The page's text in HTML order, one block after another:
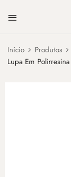
Início Produtos
Lupa Em Polirresina